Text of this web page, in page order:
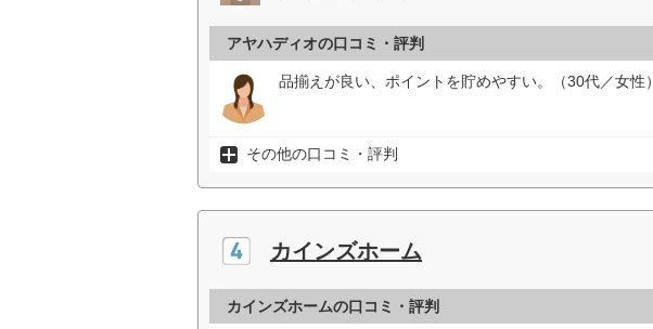
アヤハディオの口コミ・評判
品揃えが良い、ポイントを貯めやすい。（30代／女性）
その他の口コミ・評判
カインズホーム
カインズホームの口コミ・評判